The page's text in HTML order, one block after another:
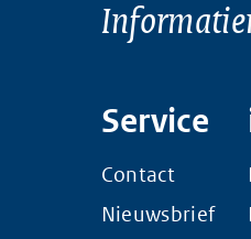
Service
Contact
Nieuwsbrief